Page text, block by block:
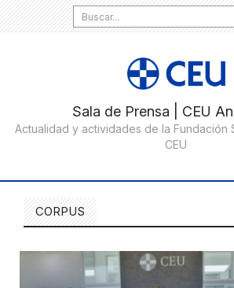
Search
for:
CORPUS